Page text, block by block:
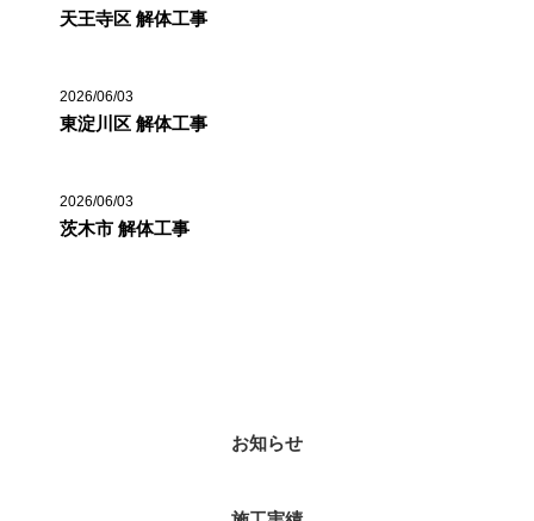
天王寺区 解体工事
2026/06/03
東淀川区 解体工事
2026/06/03
茨木市 解体工事
お知らせ